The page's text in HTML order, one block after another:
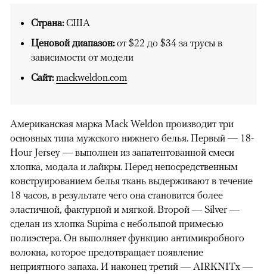
Страна:США
Ценовой диапазон:от $22 до $34 за трусы в
зависимости от модели
Сайт:mackweldon.com
Американская марка Mack Weldon производит три
основных типа мужского нижнего белья. Первый — 18-
Hour Jersey — выполнен из запатентованной смеси
хлопка, модала и лайкры. Перед непосредственным
конструированием белья ткань выдерживают в течение
18 часов, в результате чего она становится более
эластичной, фактурной и мягкой. Второй — Silver —
сделан из хлопка Supima с небольшой примесью
полиэстера. Он выполняет функцию антимикробного
волокна, которое предотвращает появление
неприятного запаха. И наконец третий — AIRKNITx —